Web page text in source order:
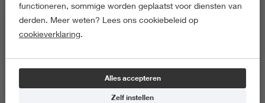
Helpdesk Statistiek
functioneren, sommige worden geplaatst voor diensten van
derden. Meer weten? Lees ons cookiebeleid op
cookieverklaring.
Alles accepteren
Zelf instellen